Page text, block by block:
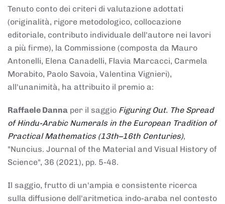
Tenuto conto dei criteri di valutazione adottati
(originalità, rigore metodologico, collocazione
editoriale, contributo individuale dell'autore nei lavori
a più firme), la Commissione (composta da Mauro
Antonelli, Elena Canadelli, Flavia Marcacci, Carmela
Morabito, Paolo Savoia, Valentina Vignieri),
all'unanimità, ha attribuito il premio a:
Raffaele Danna per il saggio Figuring Out. The Spread
of Hindu-Arabic Numerals in the European Tradition of
Practical Mathematics (13th–16th Centuries),
"Nuncius. Journal of the Material and Visual History of
Science", 36 (2021), pp. 5-48.
Il saggio, frutto di un'ampia e consistente ricerca
sulla diffusione dell'aritmetica indo-araba nel contesto